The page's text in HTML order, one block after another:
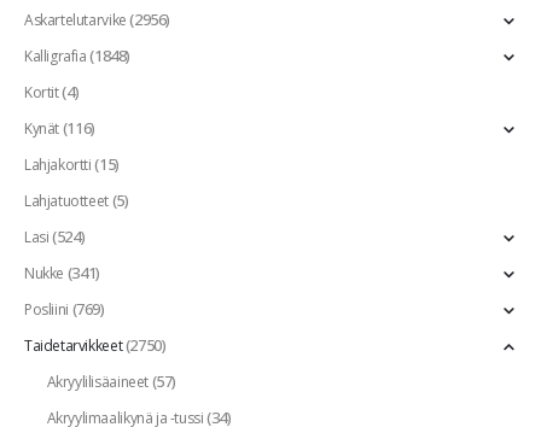
Askartelutarvike(2956)
Kalligrafia(1848)
Kortit(4)
Kynät(116)
Lahjakortti(15)
Lahjatuotteet(5)
Lasi(524)
Nukke (341)
Posliini (769)
Taidetarvikkeet(2750)
Akryylilisäaineet(57)
Akryylimaalikynä ja -tussi(34)